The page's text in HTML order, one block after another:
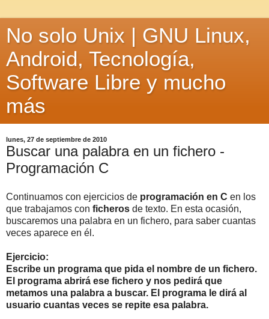
No solo Unix | GNU Linux,
Android, Tecnología,
Software Libre y mucho
más
lunes, 27 de septiembre de 2010
Buscar una palabra en un fichero -
Programación C
Continuamos con ejercicios de programación en C en los
que trabajamos con ficheros de texto. En esta ocasión,
buscaremos una palabra en un fichero, para saber cuantas
veces aparece en él.
Ejercicio:
Escribe un programa que pida el nombre de un fichero.
El programa abrirá ese fichero y nos pedirá que
metamos una palabra a buscar. El programa le dirá al
usuario cuantas veces se repite esa palabra.